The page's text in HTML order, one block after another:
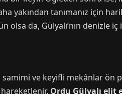
yakından tanımanız için
da, Gülyalı’nın denizle
ve keyifli mekânlar ön
Ordu Gülyalı elit